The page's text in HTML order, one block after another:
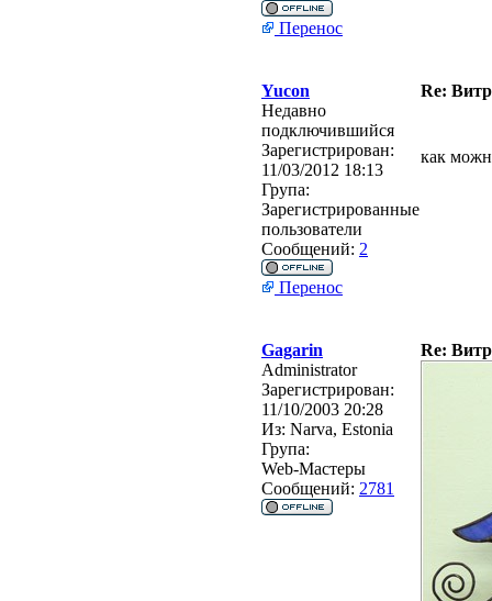
Перенос
Yucon
Re:
Недавно
подключившийся
Зарегистрирован:
11/03/2012 18:13
Група:
Зарегистрированные
пользователи
Сообщений: 2
как
Перенос
Gagarin
Re:
Administrator
Зарегистрирован:
11/10/2003 20:28
Из: Narva, Estonia
Група:
Web-Мастеры
Сообщений: 2781